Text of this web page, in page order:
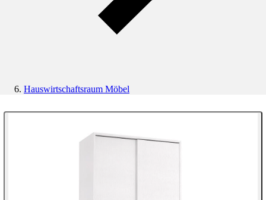
Hauswirtschaftsraum Möbel